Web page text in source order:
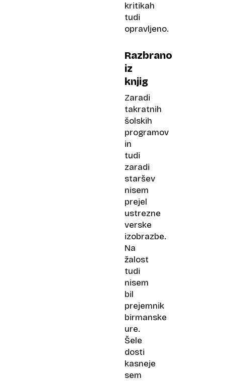
kritikah
tudi
opravljeno.
Razbrano
iz
knjig
Zaradi
takratnih
šolskih
programov
in
tudi
zaradi
staršev
nisem
prejel
ustrezne
verske
izobrazbe.
Na
žalost
tudi
nisem
bil
prejemnik
birmanske
ure.
Šele
dosti
kasneje
sem